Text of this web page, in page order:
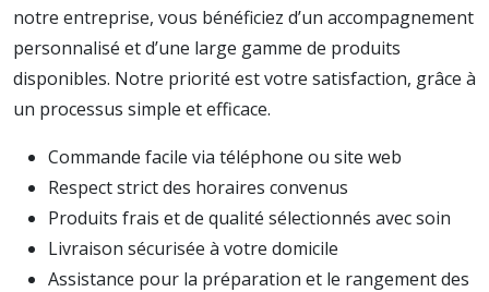
notre entreprise, vous bénéficiez d’un accompagnement
personnalisé et d’une large gamme de produits
disponibles. Notre priorité est votre satisfaction, grâce à
un processus simple et efficace.
Commande facile via téléphone ou site web
Respect strict des horaires convenus
Produits frais et de qualité sélectionnés avec soin
Livraison sécurisée à votre domicile
Assistance pour la préparation et le rangement des